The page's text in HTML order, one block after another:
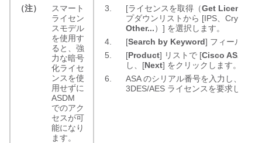
（注）
スマート
ライセン
スモデル
を使用す
ると、強
力な暗号
化ライセ
ンスを使
用せずに
ASDM
でのアク
セスが可
能になり
ます。
[ライセンスを取得（Get Licenses
プダウンリストから [IPS、Crypto、
Other...）] を選択します。
[Search by Keyword] フィールドに
[Product] リストで [Cisco ASA
し、[Next] をクリックします。
ASA のシリアル番号を入力し、プロ
3DES/AES ライセンスを要求します